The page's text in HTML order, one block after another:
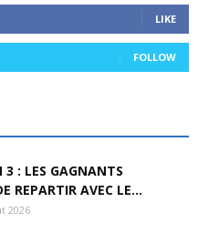
LIKE
FOLLOW
3 : LES GAGNANTS
REPARTIR AVEC LE...
2026